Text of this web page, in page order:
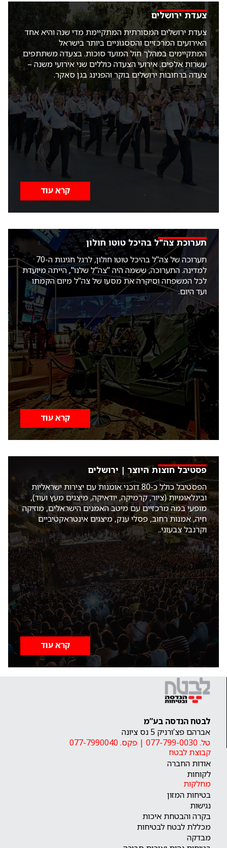
צעדת ירושלים
צעדת ירושלים המסורתית המתקיימת מדי שנה והיא אחד
האירועים המרכזיים והססגוניים ביותר בישראל
המתקיימים במהלך חול המועד סוכות. בצעדה משתתפים
עשרות אלפים. אירועי הצעדה כוללים שני אירועי משנה –
צעדה ברחובות ירושלים בוקר והפנינג בגן סאקר.
קרא עוד
תערוכת צה"ל בהיכל טוטו חולון
תערוכה של צה"ל בהיכל טוטו חולון, לרגל חגיגות ה-70
למדינה. התערוכה, ששמה היה "צה"ל שלנו", הייתה מיועדת
לכל המשפחה וסיקרה את מסעו של צה"ל מיום הקמתו
ועד היום.
קרא עוד
פסטיבל חוצות היוצר | ירושלים
הפסטיבל כולל כ‑80 דוכני אומנות עם יצירות ישראליות
ובינלאומיות (ציור, קרמיקה, יודאיקה, מיצגים מעץ ועוד),
מופעי במה מרכזיים עם מיטב האמנים הישראלים, מוזיקה
חיה, אמנות רחוב, פסלי ענק, מיצגים אינטראקטיביים
וקרנבל צבעוני..
קרא עוד
לבטח הנדסה בע”מ
אברהם פצ’ורניק 5 נס ציונה
טל. 077-799-0030
| פקס. 077-7990040
קבוצת לבטח
אודות החברה
לקוחות
מחלקות
בטיחות המזון
נגישות
בקרה והבטחת איכות
מכללת לבטח לבטיחות
מבדקה